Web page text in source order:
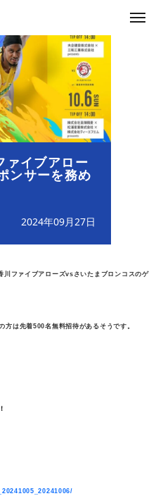
ァイブアロー
ンサーを務め
2024年09月27日
川ファイブアローズvsさいたまブロンコスのゲ
方は先着500名無料招待があるそうです。